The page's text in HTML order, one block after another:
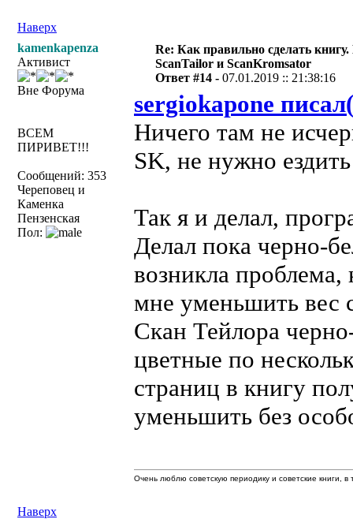
Наверх
kamenkapenza
Активист
Вне Форума
ВСЕМ
ПИРИВЕТ!!!
Сообщений: 353
Череповец и
Каменка
Пензенская
Пол:
Re: Как правильно сделать
ScanTailor и ScanKromsator
Ответ #14 -07.01.2019 :: 21:38:16
sergiokapone
Ничего там не
SK, не нужно
Так я и делал,
Делал пока черно-
возникла
мне уменьшить вес
Скан Тейлора
цветные по
страниц в книгу
уменьшить без
Наверх
Очень люблю советскую периодику и советские книги,